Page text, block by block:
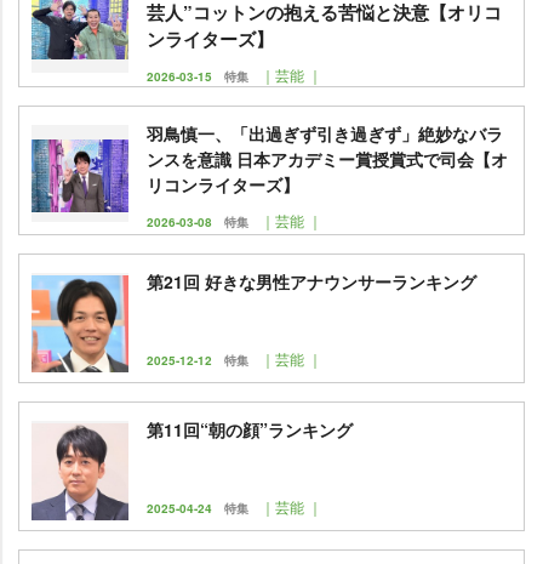
芸人”コットンの抱える苦悩と決意【オリコ
ンライターズ】
2026-03-15 特集 ｜芸能 ｜
羽鳥慎一、「出過ぎず引き過ぎず」絶妙なバラ
ンスを意識 日本アカデミー賞授賞式で司会【オ
リコンライターズ】
2026-03-08 特集 ｜芸能 ｜
第21回 好きな男性アナウンサーランキング
2025-12-12 特集 ｜芸能 ｜
第11回“朝の顔”ランキング
2025-04-24 特集 ｜芸能 ｜